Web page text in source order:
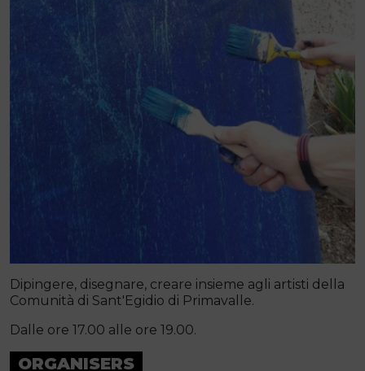
Dipingere, disegnare, creare insieme agli artisti della
Comunità di Sant'Egidio di Primavalle.
Dalle ore 17.00 alle ore 19.00.
ORGANISERS